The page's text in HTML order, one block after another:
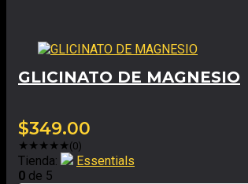
GLICINATO DE MAGNESIO
$349.00
★★★★★(0)
Tienda:
Essentials
0 de 5